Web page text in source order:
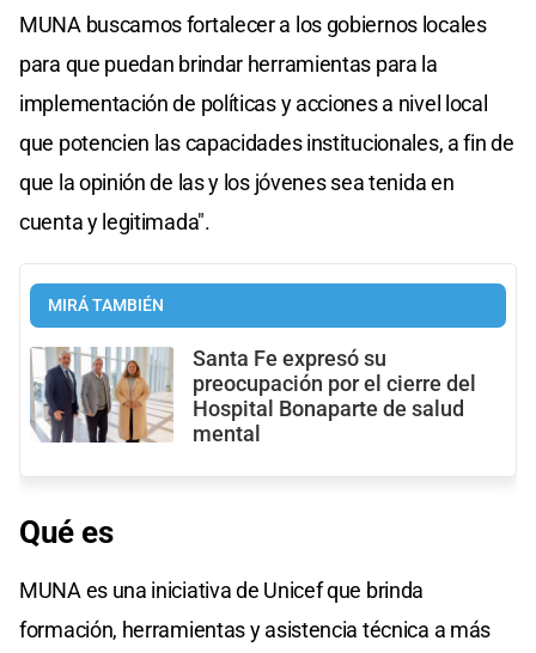
MUNA buscamos fortalecer a los gobiernos locales
para que puedan brindar herramientas para la
implementación de políticas y acciones a nivel local
que potencien las capacidades institucionales, a fin de
que la opinión de las y los jóvenes sea tenida en
cuenta y legitimada".
MIRÁ TAMBIÉN
Santa Fe expresó su
preocupación por el cierre del
Hospital Bonaparte de salud
mental
Qué es
MUNA es una iniciativa de Unicef que brinda
formación, herramientas y asistencia técnica a más